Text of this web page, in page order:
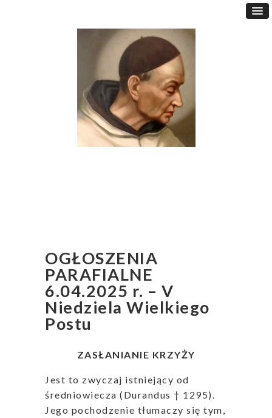
OGŁOSZENIA
PARAFIALNE
6.04.2025 r. – V
Niedziela Wielkiego
Postu
ZASŁANIANIE KRZYŻY
Jest to zwyczaj istniejący od
średniowiecza (Durandus † 1295).
Jego pochodzenie tłumaczy się tym,